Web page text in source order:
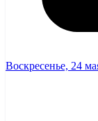
Воскресенье, 24